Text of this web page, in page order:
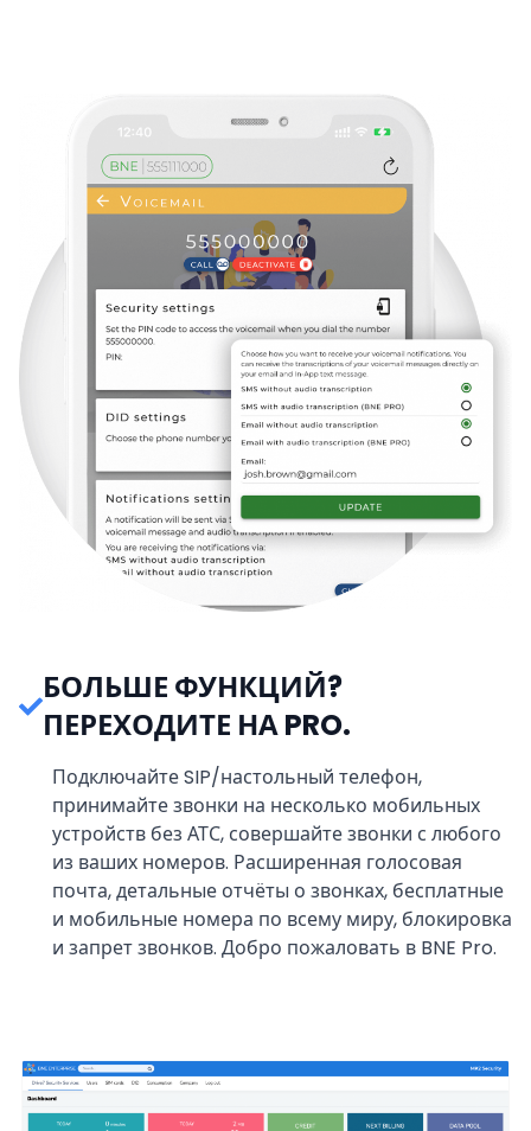
БОЛЬШЕ ФУНКЦИЙ?
ПЕРЕХОДИТЕ НА PRO.
Подключайте SIP/настольный телефон,
принимайте звонки на несколько мобильных
устройств без АТС, совершайте звонки с любого
из ваших номеров. Расширенная голосовая
почта, детальные отчёты о звонках, бесплатные
и мобильные номера по всему миру, блокировка
и запрет звонков. Добро пожаловать в BNE Pro.